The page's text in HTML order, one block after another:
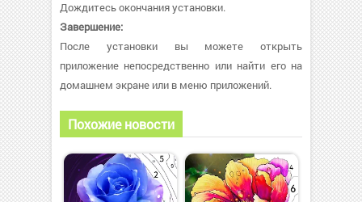
Дождитесь окончания установки.
Завершение:
После установки вы можете открыть
приложение непосредственно или найти его на
домашнем экране или в меню приложений.
Похожие новости